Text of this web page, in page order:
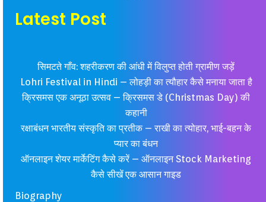
Latest Post
सिमटते गाँव: शहरीकरण की आंधी में विलुप्त होती ग्रामीण जड़ें
Lohri Festival in Hindi – लोहड़ी का त्यौहार कैसे मनाया जाता है
क्रिसमस एक अनूठा उत्सव – क्रिसमस डे (Christmas Day) की
कहानी
रक्षाबंधन भारतीय संस्कृति का प्रतीक – राखी का त्योहार, भाई-बहन के
प्यार का बंधन
ऑनलाइन शेयर मार्केटिंग कैसे करें – ऑनलाइन Stock Marketing
कैसे सीखें एक आसान गाइड
Biography